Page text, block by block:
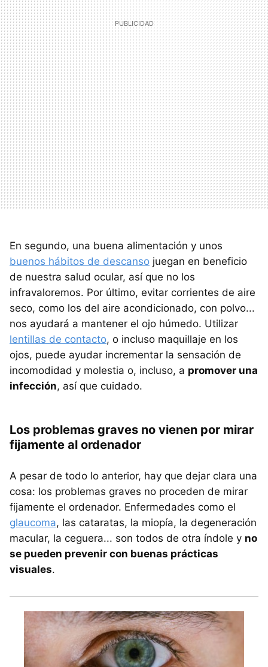
En segundo, una buena alimentación y unos
buenos hábitos de descanso juegan en beneficio
de nuestra salud ocular, así que no los
infravaloremos. Por último, evitar corrientes de aire
seco, como los del aire acondicionado, con polvo...
nos ayudará a mantener el ojo húmedo. Utilizar
lentillas de contacto, o incluso maquillaje en los
ojos, puede ayudar incrementar la sensación de
incomodidad y molestia o, incluso, a promover una
infección, así que cuidado.
Los problemas graves no vienen por mirar
fijamente al ordenador
A pesar de todo lo anterior, hay que dejar clara una
cosa: los problemas graves no proceden de mirar
fijamente el ordenador. Enfermedades como el
glaucoma, las cataratas, la miopía, la degeneración
macular, la ceguera... son todos de otra índole y no
se pueden prevenir con buenas prácticas
visuales.